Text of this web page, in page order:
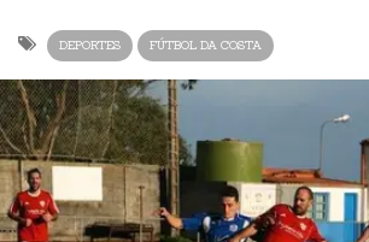
DEPORTES FÚTBOL DA COSTA